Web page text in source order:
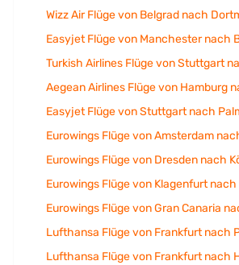
Wizz Air Flüge von Belgrad nach
Easyjet Flüge von Manchester nach
Turkish Airlines Flüge von Stuttgart
Aegean Airlines Flüge von Hamburg
Easyjet Flüge von Stuttgart nach
Eurowings Flüge von Amsterdam
Eurowings Flüge von Dresden nach
Eurowings Flüge von Klagenfurt
Eurowings Flüge von Gran Canaria
Lufthansa Flüge von Frankfurt nach
Lufthansa Flüge von Frankfurt nach